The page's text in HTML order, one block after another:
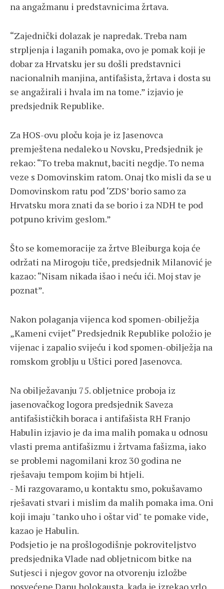
na angažmanu i predstavnicima žrtava.
“Zajednički dolazak je napredak. Treba nam
strpljenja i laganih pomaka, ovo je pomak koji je
dobar za Hrvatsku jer su došli predstavnici
nacionalnih manjina, antifašista, žrtava i dosta su
se angažirali i hvala im na tome.” izjavio je
predsjednik Republike.
Za HOS-ovu ploču koja je iz Jasenovca
premještena nedaleko u Novsku, Predsjednik je
rekao: “To treba maknut, baciti negdje. To nema
veze s Domovinskim ratom. Onaj tko misli da se u
Domovinskom ratu pod ‘ZDS’ borio samo za
Hrvatsku mora znati da se borio i za NDH te pod
potpuno krivim geslom.”
Što se komemoracije za žrtve Bleiburga koja će
održati na Mirogoju tiče, predsjednik Milanović je
kazao: “Nisam nikada išao i neću ići. Moj stav je
poznat”.
Nakon polaganja vijenca kod spomen-obilježja
„Kameni cvijet“ Predsjednik Republike položio je
vijenac i zapalio svijeću i kod spomen-obilježja na
romskom groblju u Uštici pored Jasenovca.
Na obilježavanju 75. obljetnice proboja iz
jasenovačkog logora predsjednik Saveza
antifašističkih boraca i antifašista RH Franjo
Habulin izjavio je da ima malih pomaka u odnosu
vlasti prema antifašizmu i žrtvama fašizma, iako
se problemi nagomilani kroz 30 godina ne
rješavaju tempom kojim bi htjeli.
- Mi razgovaramo, u kontaktu smo, pokušavamo
rješavati stvari i mislim da malih pomaka ima. Oni
koji imaju "tanko uho i oštar vid" te pomake vide,
kazao je Habulin.
Podsjetio je na prošlogodišnje pokroviteljstvo
predsjednika Vlade nad obljetnicom bitke na
Sutjesci i njegov govor na otvorenju izložbe